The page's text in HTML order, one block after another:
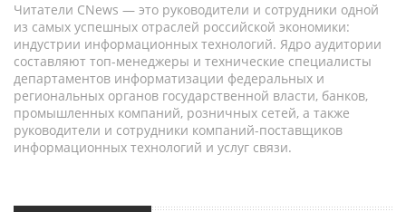
Читатели CNews — это руководители и сотрудники одной
из самых успешных отраслей российской экономики:
индустрии информационных технологий. Ядро аудитории
составляют топ-менеджеры и технические специалисты
департаментов информатизации федеральных и
региональных органов государственной власти, банков,
промышленных компаний, розничных сетей, а также
руководители и сотрудники компаний-поставщиков
информационных технологий и услуг связи.